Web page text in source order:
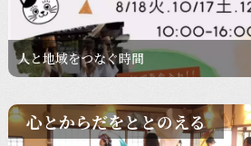
人と地域をつなぐ時間
心とからだをととのえる